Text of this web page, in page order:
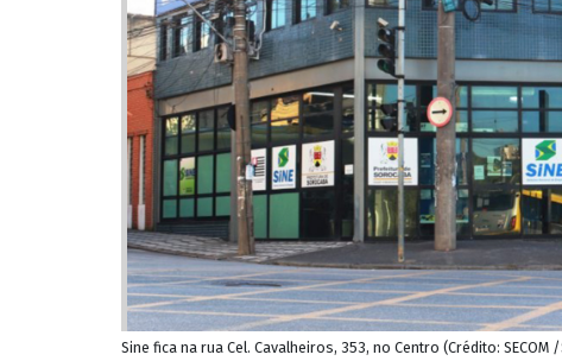
Sine fica na rua Cel. Cavalheiros, 353, no Centro (Crédito: SECOM /